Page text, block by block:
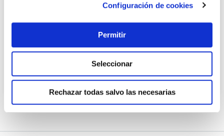
Configuración de cookies
Permitir
Seleccionar
Rechazar todas salvo las necesarias
Duracell
9,74 €
Añadir al carrito